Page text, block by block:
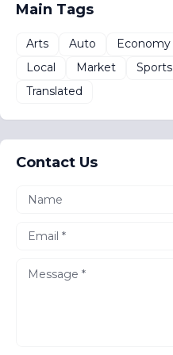
Main Tags
Arts Auto Economy
Local
Market Sports
Translated
Contact Us